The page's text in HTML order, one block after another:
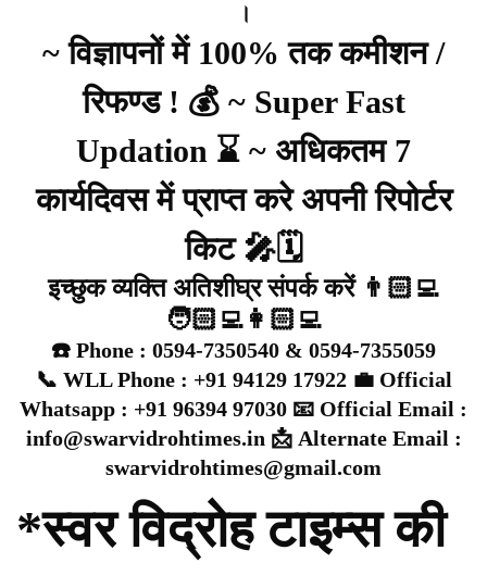
।
~ विज्ञापनों में 100% तक कमीशन /
रिफण्ड ! 💰 ~ Super Fast
Updation ⌛ ~ अधिकतम 7
कार्यदिवस में प्राप्त करे अपनी रिपोर्टर
किट 🎤🗓️
इच्छुक व्यक्ति अतिशीघ्र संपर्क करें 👨🏻‍💻
🧑🏻‍💻👩🏻‍💻
☎️ Phone : 0594-7350540 & 0594-7355059
📞 WLL Phone : +91 94129 17922 💼 Official
Whatsapp : +91 96394 97030 📧 Official Email :
info@swarvidrohtimes.in 📩 Alternate Email :
swarvidrohtimes@gmail.com
*स्वर विद्रोह टाइम्स की